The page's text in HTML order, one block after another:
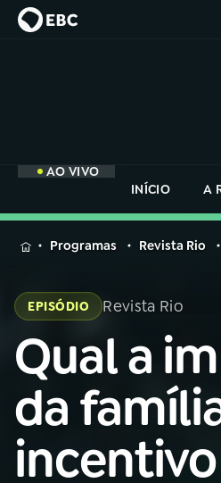
AO VIVO
INÍCIO
A
MENU
Buscar
na
Rádio
Nacional
AO VIVO
01INÍCIO
na
Rádio
Programas Revista Rio
EPISÓDIO Revista Rio
Qual a
da